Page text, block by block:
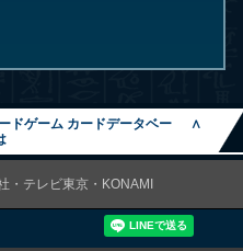
ドゲーム カードデータベー
∧
・テレビ東京・KONAMI